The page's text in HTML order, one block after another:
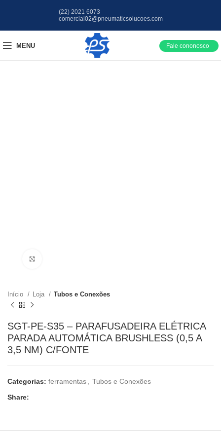
(22) 2021 6073
comercial02@pneumaticsolucoes.com
MENU Fale cononosco
Início Loja Tubos e Conexões
SGT-PE-S35 – PARAFUSADEIRA ELÉTRICA
PARADA AUTOMÁTICA BRUSHLESS (0,5 A
3,5 NM) C/FONTE
Categorias: ferramentas
Tubos e Conexões
Share: